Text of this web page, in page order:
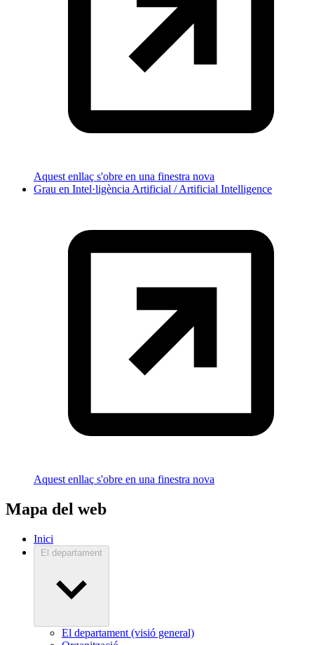
Aquest enllaç s'obre en una finestra nova
Grau en Intel·ligència Artificial / Artificial Intelligence
Aquest enllaç s'obre en una finestra nova
Mapa del web
Inici
El departament
El departament (visió general)